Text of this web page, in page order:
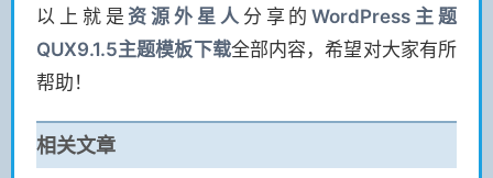
以上就是 资源外星人 分享的WordPress主题
QUX9.1.5主题模板下载全部内容，希望对大家有所
帮助！
相关文章